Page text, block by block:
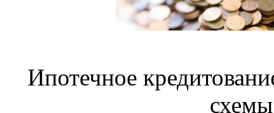
Ипотечное